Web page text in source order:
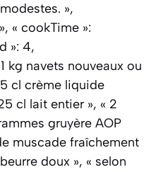
»,
« cookTime »:
»: 4,
kg navets nouveaux ou
cl crème liquide
cl lait entier », « 2
gruyère AOP
muscade fraîchement
doux », « selon